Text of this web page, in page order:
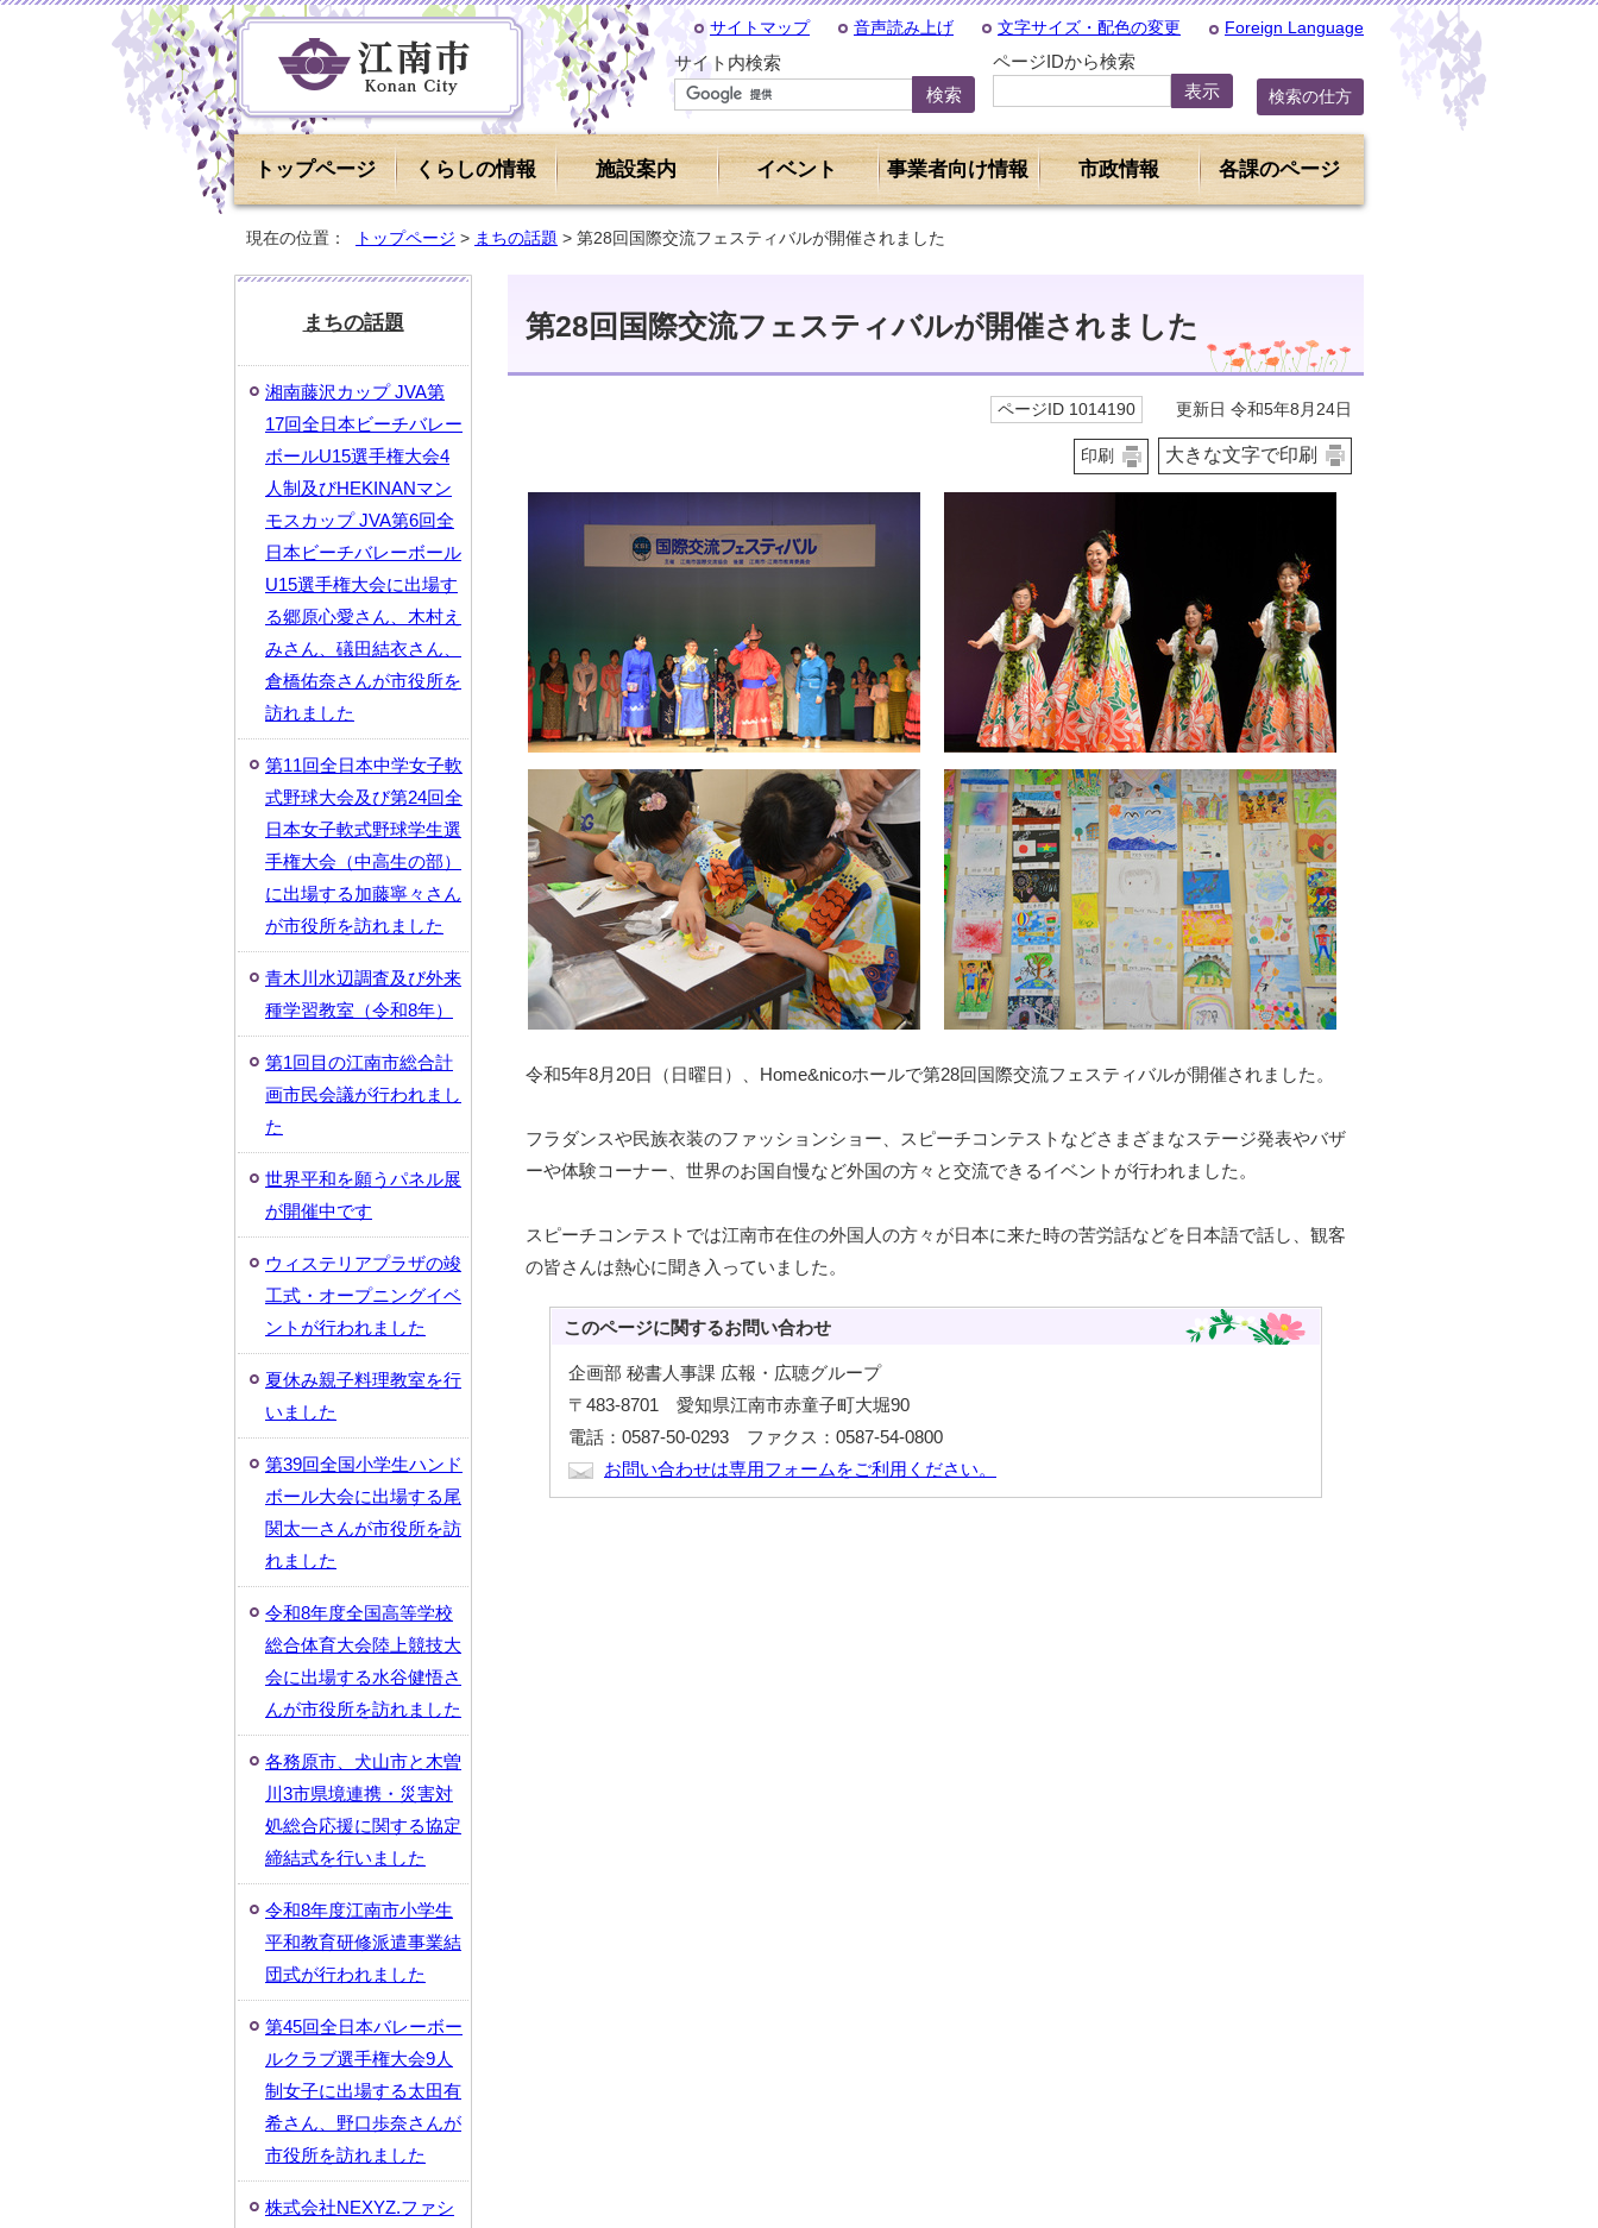
サイトマップ 音声読み上げ 文字サイズ・配色の変更 Foreign Language
サイト内検索 ページIDから検索
検索の仕方
トップページ くらしの情報 施設案内 イベント 事業者向け情報 市政情報 各課のページ
現在の位置： トップページ > まちの話題 > 第28回国際交流フェスティバルが開催されました
第28回国際交流フェスティバルが開催されました
ページID 1014190 更新日 令和5年8月24日
印刷 大きな文字で印刷
令和5年8月20日（日曜日）、Home&nicoホールで第28回国際交流フェスティバルが開催されました。
フラダンスや民族衣装のファッションショー、スピーチコンテストなどさまざまなステージ発表やバザ
ーや体験コーナー、世界のお国自慢など外国の方々と交流できるイベントが行われました。
スピーチコンテストでは江南市在住の外国人の方々が日本に来た時の苦労話などを日本語で話し、観客
の皆さんは熱心に聞き入っていました。
このページに関するお問い合わせ
企画部 秘書人事課 広報・広聴グループ
〒483-8701 愛知県江南市赤童子町大堀90
電話：0587-50-0293 ファクス：0587-54-0800
お問い合わせは専用フォームをご利用ください。
まちの話題
湘南藤沢カップ JVA第
17回全日本ビーチバレー
ボールU15選手権大会4
人制及びHEKINANマン
モスカップ JVA第6回全
日本ビーチバレーボール
U15選手権大会に出場す
る郷原心愛さん、木村え
みさん、礒田結衣さん、
倉橋佑奈さんが市役所を
訪れました
第11回全日本中学女子軟
式野球大会及び第24回全
日本女子軟式野球学生選
手権大会（中高生の部）
に出場する加藤寧々さん
が市役所を訪れました
青木川水辺調査及び外来
種学習教室（令和8年）
第1回目の江南市総合計
画市民会議が行われまし
た
世界平和を願うパネル展
が開催中です
ウィステリアプラザの竣
工式・オープニングイベ
ントが行われました
夏休み親子料理教室を行
いました
第39回全国小学生ハンド
ボール大会に出場する尾
関太一さんが市役所を訪
れました
令和8年度全国高等学校
総合体育大会陸上競技大
会に出場する水谷健悟さ
んが市役所を訪れました
各務原市、犬山市と木曽
川3市県境連携・災害対
処総合応援に関する協定
締結式を行いました
令和8年度江南市小学生
平和教育研修派遣事業結
団式が行われました
第45回全日本バレーボー
ルクラブ選手権大会9人
制女子に出場する太田有
希さん、野口歩奈さんが
市役所を訪れました
株式会社NEXYZ.ファシ